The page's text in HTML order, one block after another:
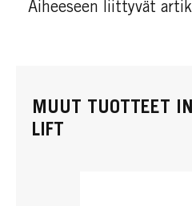
Aiheeseen liittyvät
MUUT TUOTTEET
LIFT